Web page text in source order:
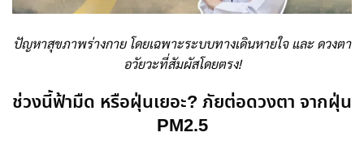
ปัญหาสุขภาพร่างกาย โดยเฉพาะระบบทางเดินหายใจ และ ดวงตา
อวัยวะที่สัมผัสโดยตรง!
ช่วงนี้ฟ้ามืด หรือฝุ่นเยอะ? ภัยต่อดวงตา จากฝุ่น
PM2.5